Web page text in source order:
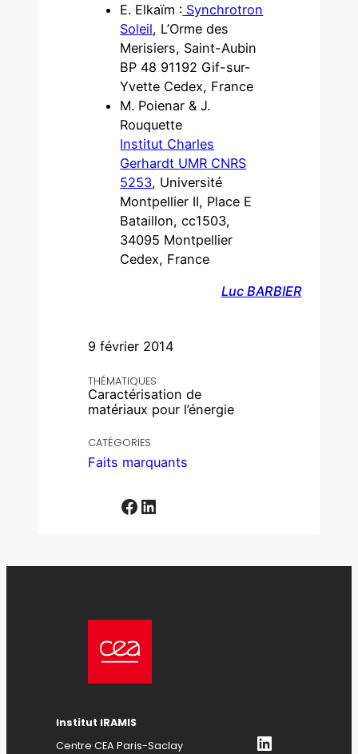
9 février 2014
THÉMATIQUES
Caractérisation de
matériaux pour l’énergie
CATÉGORIES
Faits marquants
Facebook LinkedIn
E. Elkaïm : Synchrotron
Soleil, L’Orme des
Merisiers, Saint-Aubin
BP 48 91192 Gif-sur-
Yvette Cedex, France
M. Poienar & J.
Rouquette
Institut Charles
Gerhardt UMR CNRS
5253, Université
Montpellier II, Place E
Bataillon, cc1503,
34095 Montpellier
Cedex, France
Luc BARBIER
Institut IRAMIS
Centre CEA Paris-Saclay
LinkedIn